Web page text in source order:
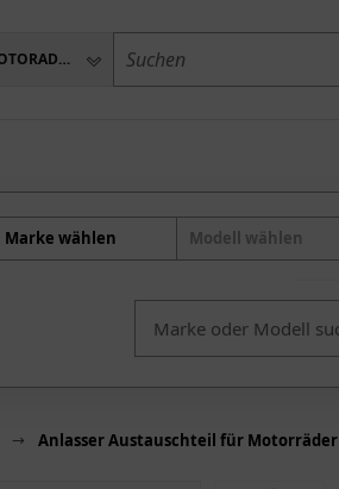
MOTORADTEILE
Marke wählen Modell wählen
Anlasser Austauschteil für Motorräder